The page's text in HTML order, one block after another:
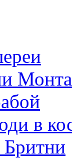
в
Бритни